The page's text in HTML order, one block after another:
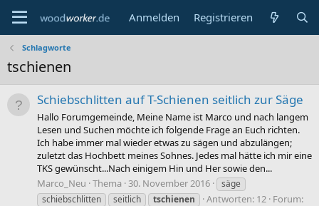
Anmelden Registrieren
Schlagworte
tschienen
Schiebschlitten auf T-Schienen seitlich zur Säge
Hallo Forumgemeinde, Meine Name ist Marco und nach langem
Lesen und Suchen möchte ich folgende Frage an Euch richten.
Ich habe immer mal wieder etwas zu sägen und abzulängen;
zuletzt das Hochbett meines Sohnes. Jedes mal hätte ich mir eine
TKS gewünscht...Nach einigem Hin und Her sowie den...
Marco_Neu Thema 30. November 2016
säge
schiebschlitten
seitlich tschienen Antworten: 12 Forum: